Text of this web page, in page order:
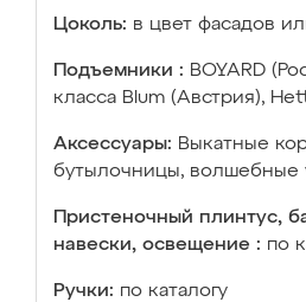
Цоколь: в цвет фасадов
Подъемники : BOYARD
класса Blum (Австрия),
Аксессуары: Выкатные
бутылочницы, волшебные
Пристеночный плинтус,
навески, освещение : по
Ручки: по каталогу